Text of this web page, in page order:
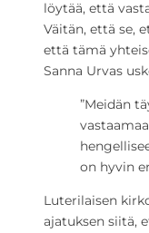
löytää, että
Väitän, että se,
että tämä
Sanna Urvas
”Meidän
on hyvin
Luterilaisen
ajatuksen siitä,